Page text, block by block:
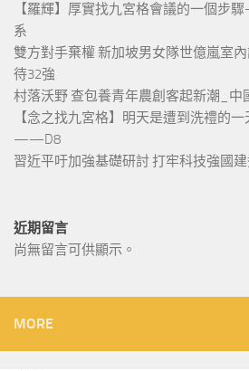
【羅輝】厚實找九宮格會議的一個
系
雙方對手棄權 新加坡男女隊世億嵐室
待32強
村落沃野 查包養青年農創客起新潮_中
【念之找九宮格】明天是遭到洗禮的
——D8
習近平吁加強基礎研討 打牢科技強國
近期留言
尚無留言可供顯示。
MORE